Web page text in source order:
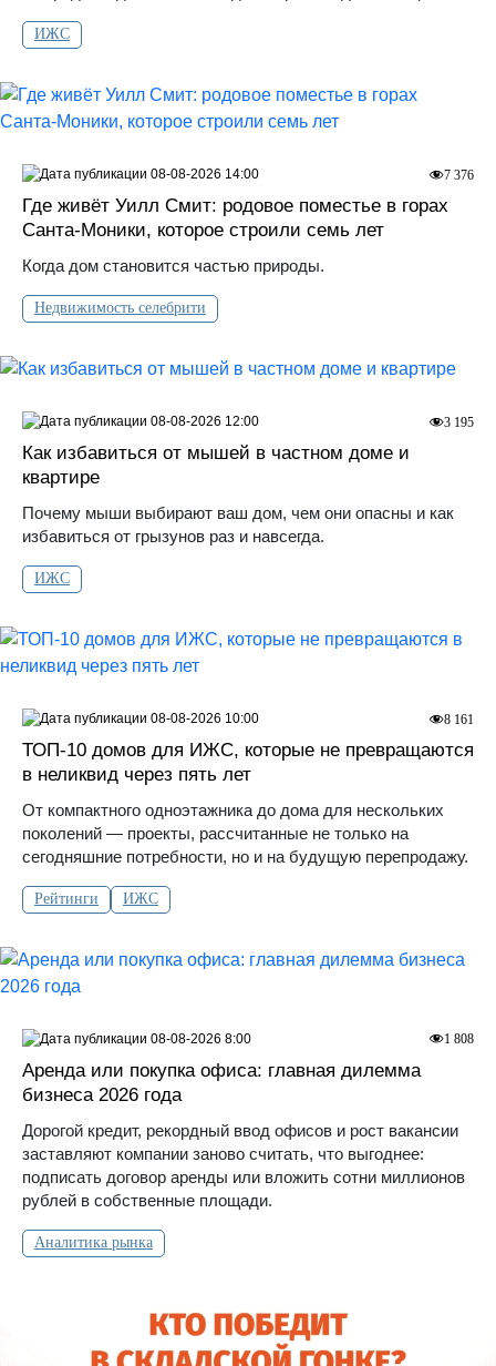
ИЖС
Где живёт Уилл Смит: родовое поместье в горах
Санта‑Моники, которое строили семь лет
Когда дом становится частью природы.
Недвижимость селебрити
7 376
08-08-2026 14:00
Как избавиться от мышей в частном доме и
квартире
Почему мыши выбирают ваш дом, чем они опасны и как
избавиться от грызунов раз и навсегда.
ИЖС
3 195
08-08-2026 12:00
ТОП-10 домов для ИЖС, которые не превращаются
в неликвид через пять лет
От компактного одноэтажника до дома для нескольких
поколений — проекты, рассчитанные не только на
сегодняшние потребности, но и на будущую перепродажу.
Рейтинги ИЖС
8 161
08-08-2026 10:00
Аренда или покупка офиса: главная дилемма
бизнеса 2026 года
Дорогой кредит, рекордный ввод офисов и рост вакансии
заставляют компании заново считать, что выгоднее:
подписать договор аренды или вложить сотни миллионов
рублей в собственные площади.
Аналитика рынка
1 808
08-08-2026 8:00